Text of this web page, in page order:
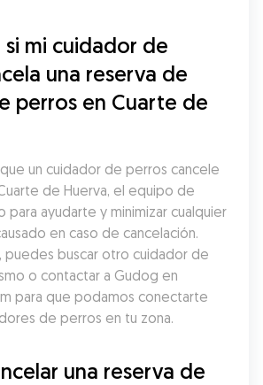
si mi cuidador de
una reserva de
perros en Cuarte de
un cuidador de perros cancele
de Huerva, el equipo de
para ayudarte y minimizar cualquier
en caso de cancelación.
puedes buscar otro cuidador de
o contactar a Gudog en
para que podamos conectarte
de perros en tu zona.
una reserva de